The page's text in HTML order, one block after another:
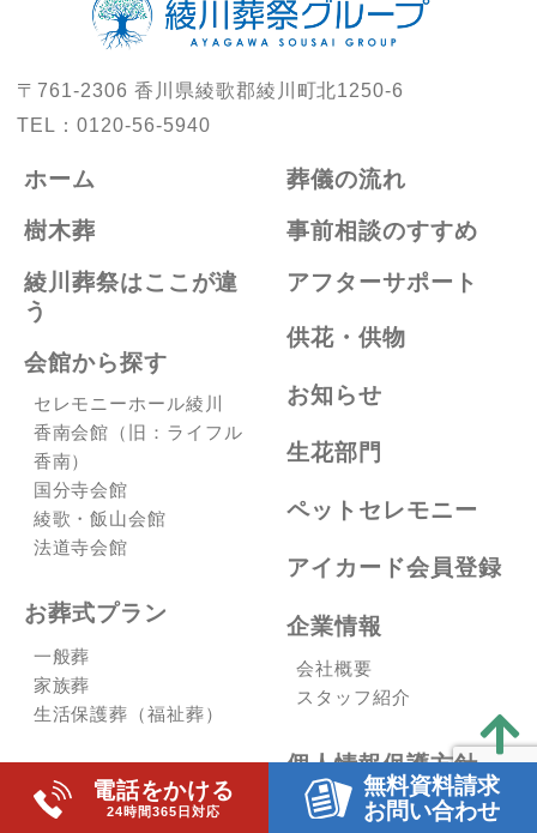
電話をかける
24時間365日対応
無料資料請求
お問い合わせ
〒761-2306 香川県綾歌郡綾川町北1250-6
TEL：0120-56-5940
ホーム
樹木葬
綾川葬祭はここが違
う
会館から探す
セレモニーホール綾川
香南会館（旧：ライフル
香南）
国分寺会館
綾歌・飯山会館
法道寺会館
お葬式プラン
一般葬
家族葬
生活保護葬（福祉葬）
お急ぎの方へ
葬儀の流れ
事前相談のすすめ
アフターサポート
供花・供物
お知らせ
生花部門
ペットセレモニー
アイカード会員登録
企業情報
会社概要
スタッフ紹介
個人情報保護方針
サイトマップ